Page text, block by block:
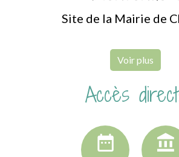
Site de la Mairie de
Voir plus
Accès
date_range account_balance